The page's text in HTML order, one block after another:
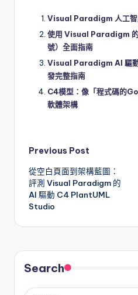
Visual Paradigm 人工智
使用 Visual Paradigm
號）全面指南
Visual Paradigm AI 驅動
發完整指南
C4模型：像「程式碼的
軟體架構
Post
navigation
Previous Post
從空白頁面到架構藍圖：
評測 Visual Paradigm 的
AI 驅動 C4 PlantUML
Studio
Search